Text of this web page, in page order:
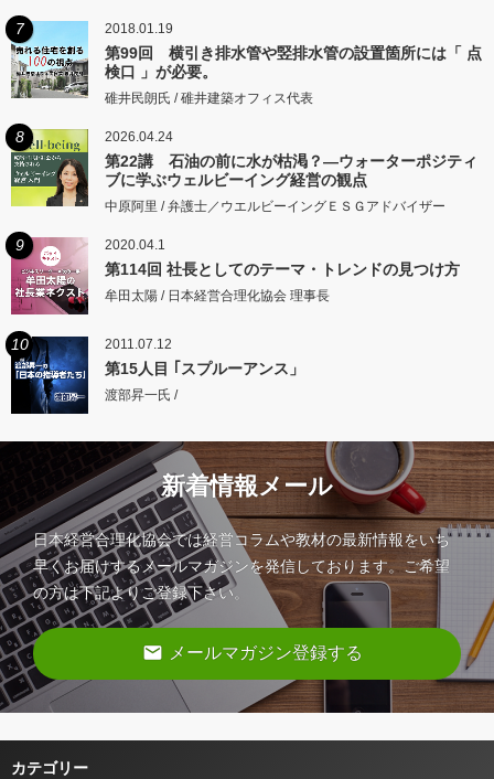
7 2018.01.19
第99回 横引き排水管や竪排水管の設置箇所には「 点
検口 」が必要。
碓井民朗氏 / 碓井建築オフィス代表
8 2026.04.24
第22講 石油の前に水が枯渇？―ウォーターポジティ
ブに学ぶウェルビーイング経営の観点
中原阿里 / 弁護士／ウエルビーイングＥＳＧアドバイザー
9 2020.04.1
第114回 社長としてのテーマ・トレンドの見つけ方
牟田太陽 / 日本経営合理化協会 理事長
10 2011.07.12
第15人目 ｢スプルーアンス」
渡部昇一氏 /
新着情報メール
日本経営合理化協会では経営コラムや教材の最新情報をいち
早くお届けするメールマガジンを発信しております。ご希望
の方は下記よりご登録下さい。
email メールマガジン登録する
カテゴリー